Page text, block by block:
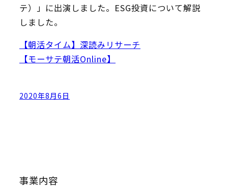
テ）」に出演しました。ESG投資について解説
しました。
【朝活タイム】深読みリサーチ
【モーサテ朝活Online】
2020年8月6日
事業内容